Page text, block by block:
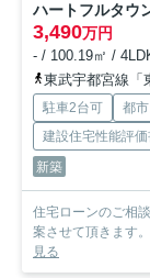
ハートフルタウ
3,490万円
- / 100.19㎡ /
東武宇都宮線「
駐車2台可 都
建設住宅性能評
新築
住宅ローンのご相
案させて頂きます
見る